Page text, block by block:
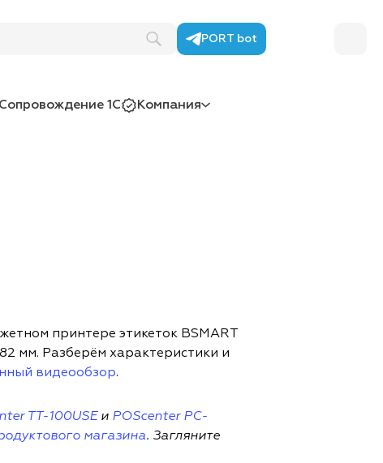
PORT bot
Сопровождение 1С Компания
принтере этикеток BSMART
мм. Разберём характеристики и
видеообзор.
TT-100USEи POScenter PC-
магазина. Загляните